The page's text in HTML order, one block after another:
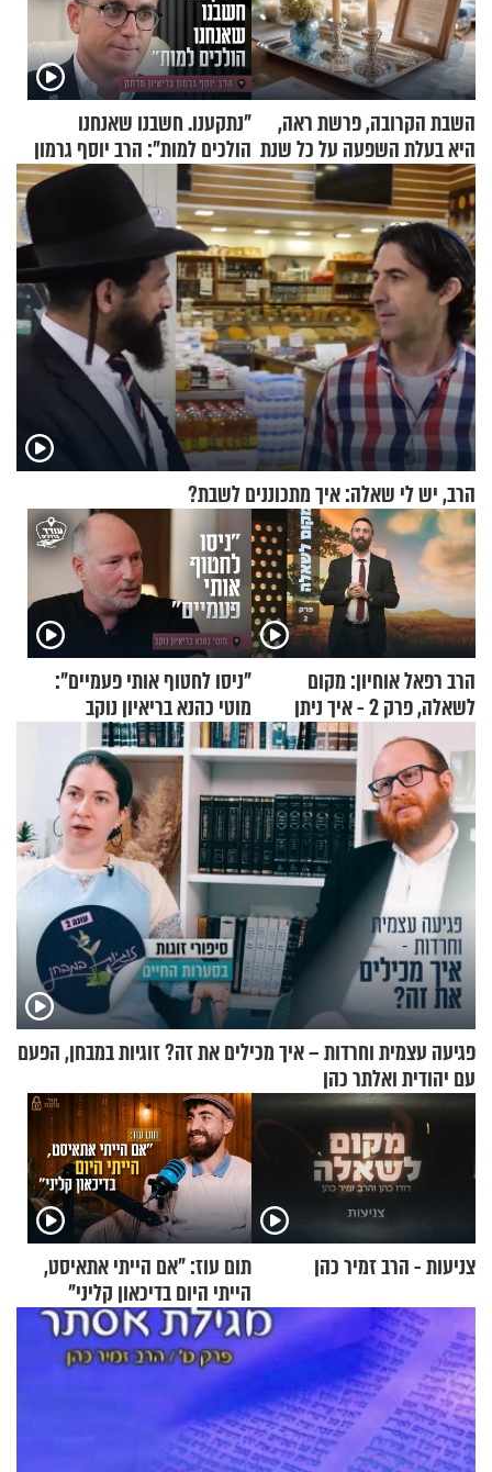
השבת הקרובה, פרשת ראה,
היא בעלת השפעה על כל שנת
תשפ"ז
"נתקענו. חשבנו שאנחנו
הולכים למות": הרב יוסף גרמון
בריאיון מרתק
הרב, יש לי שאלה: איך מתכוננים לשבת?
הרב רפאל אוחיון: מקום
לשאלה, פרק 2 - איך ניתן
להוכיח שהתורה משמיים?
"ניסו לחטוף אותי פעמיים":
מוטי כהנא בריאיון נוקב
פגיעה עצמית וחרדות – איך מכילים את זה? זוגיות במבחן, הפעם
עם יהודית ואלתר כהן
צניעות - הרב זמיר כהן
תום עוז: "אם הייתי אתאיסט,
הייתי היום בדיכאון קליני"